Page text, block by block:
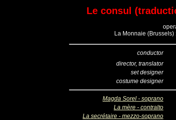
Le consul
La Monnaie
conductor
director, translator
set designer
costume designer
Magda Sorel - soprano
La mère - contralto
La secrétaire - mezzo-soprano